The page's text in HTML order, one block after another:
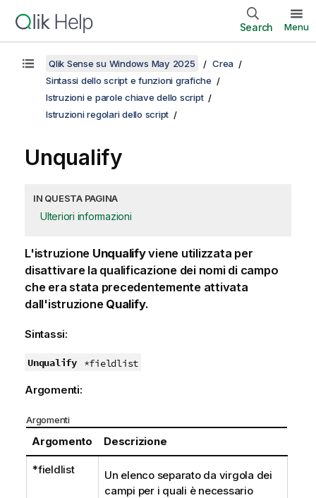
Search Menu
Qlik Sense su Windows May 2025
Crea
Sintassi dello script e funzioni grafiche
Istruzioni e parole chiave dello script
Istruzioni regolari dello script
Unqualify
IN QUESTA PAGINA
Ulteriori informazioni
L'istruzione Unqualifyviene utilizzata per
disattivare la qualificazione dei nomi di campo
che era stata precedentemente attivata
dall'istruzione Qualify.
Sintassi:
Unqualify *fieldlist
Argomenti:
Argomenti
Argomento Descrizione
*fieldlist
Un elenco separato da virgola dei
campi per i quali è necessario